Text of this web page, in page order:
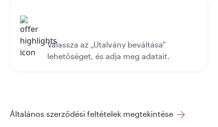
Válassza az „Utalvány beváltása”
lehetőséget, és adja meg adatait.
Általános szerződési feltételek megtekintése